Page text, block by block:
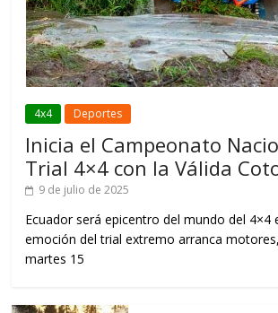
4x4 Deportes
Inicia el Campeonato
Trial 4×4 con la Válida
9 de julio de 2025
Ecuador será epicentro del mundo del 4×4
emoción del trial extremo arranca
martes 15